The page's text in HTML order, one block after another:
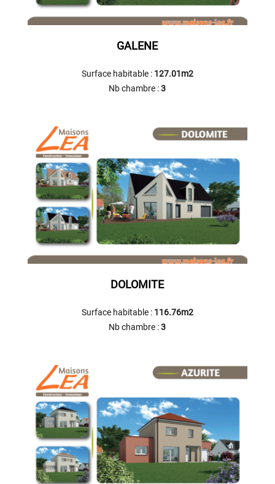
GALENE
Surface habitable : 127.01m2
Nb chambre :3
DOLOMITE
Surface habitable : 116.76m2
Nb chambre :3